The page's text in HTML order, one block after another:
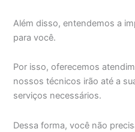
Além disso, entendemos a
para você.
Por isso, oferecemos
nossos técnicos irão até a
serviços necessários.
Dessa forma, você não